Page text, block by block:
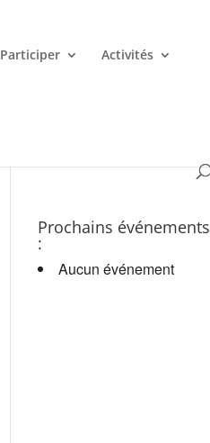
Participer Activités
Prochains événements
:
Aucun événement